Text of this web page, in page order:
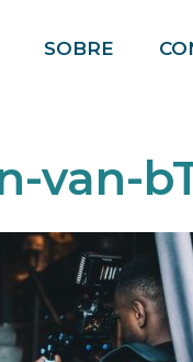
SOBRE
van-